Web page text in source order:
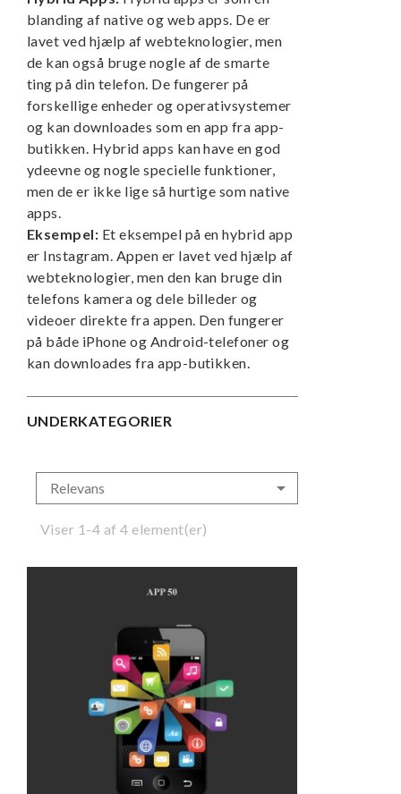
blanding af native og web apps. De er
lavet ved hjælp af webteknologier, men
de kan også bruge nogle af de smarte
ting på din telefon. De fungerer på
forskellige enheder og operativsystemer
og kan downloades som en app fra app-
butikken. Hybrid apps kan have en god
ydeevne og nogle specielle funktioner,
men de er ikke lige så hurtige som native
apps.
Eksempel: Et eksempel på en hybrid app
er Instagram. Appen er lavet ved hjælp af
webteknologier, men den kan bruge din
telefons kamera og dele billeder og
videoer direkte fra appen. Den fungerer
på både iPhone og Android-telefoner og
kan downloades fra app-butikken.
UNDERKATEGORIER
Relevans 
Viser 1-4 af 4 element(er)